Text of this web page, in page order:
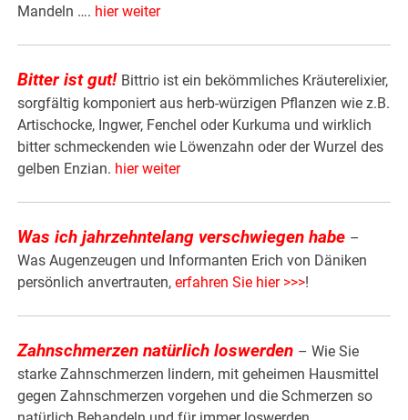
Mandeln …. hier weiter
Bitter ist gut! Bittrio ist ein bekömmliches Kräuterelixier,
sorgfältig komponiert aus herb-würzigen Pflanzen wie z.B.
Artischocke, Ingwer, Fenchel oder Kurkuma und wirklich
bitter schmeckenden wie Löwenzahn oder der Wurzel des
gelben Enzian. hier weiter
Was ich jahrzehntelang verschwiegen habe –
Was Augenzeugen und Informanten Erich von Däniken
persönlich anvertrauten,erfahren Sie hier >>>!
Zahnschmerzen natürlich loswerden – Wie Sie
starke Zahnschmerzen lindern, mit geheimen Hausmittel
gegen Zahnschmerzen vorgehen und die Schmerzen so